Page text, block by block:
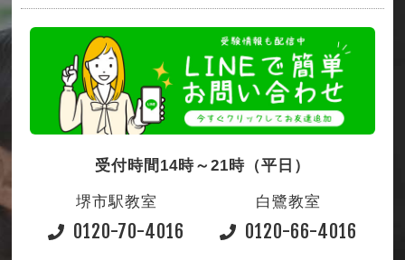
受付時間14時～21時（平日）
堺市駅教室
0120-70-4016
白鷺教室
0120-66-4016